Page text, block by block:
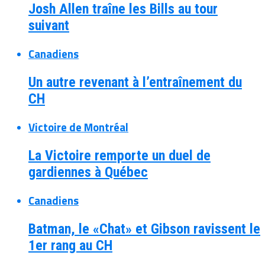
Josh Allen traîne les Bills au tour
suivant
Canadiens
Un autre revenant à l’entraînement du
CH
Victoire de Montréal
La Victoire remporte un duel de
gardiennes à Québec
Canadiens
Batman, le «Chat» et Gibson ravissent le
1er rang au CH